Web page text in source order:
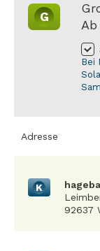
G
Bei
Adresse
K
92637